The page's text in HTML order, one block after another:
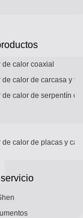
de calor coaxial
de calor de carcasa y
de calor de serpentín
de calor de placas y